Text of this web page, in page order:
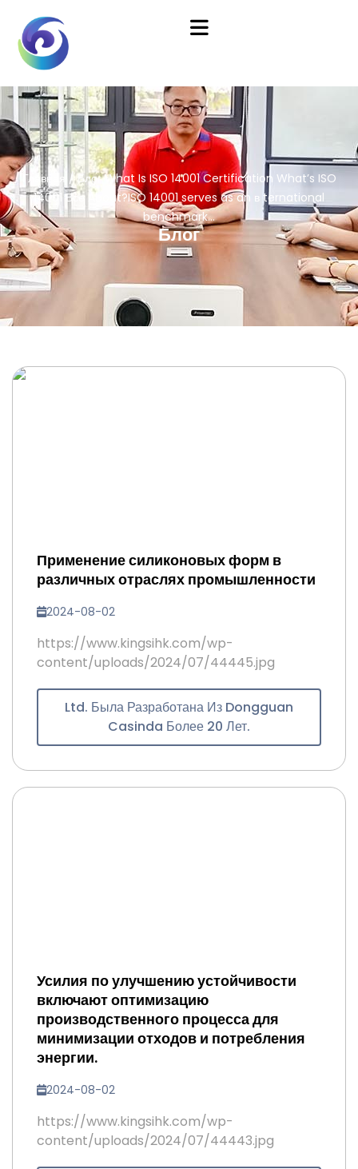
Главная /БлогWhat Is ISO 14001 Certification What’s ISO
14001 Все About?ISO 14001 serves as an в ternational
benchmark...
Блог
Применение силиконовых форм в
различных отраслях промышленности
2024-08-02
https://www.kingsihk.com/wp-
content/uploads/2024/07/44445.jpg
Ltd. Была Разработана Из Dongguan
Casinda Более 20 Лет.
Усилия по улучшению устойчивости
включают оптимизацию
производственного процесса для
минимизации отходов и потребления
энергии.
2024-08-02
https://www.kingsihk.com/wp-
content/uploads/2024/07/44443.jpg